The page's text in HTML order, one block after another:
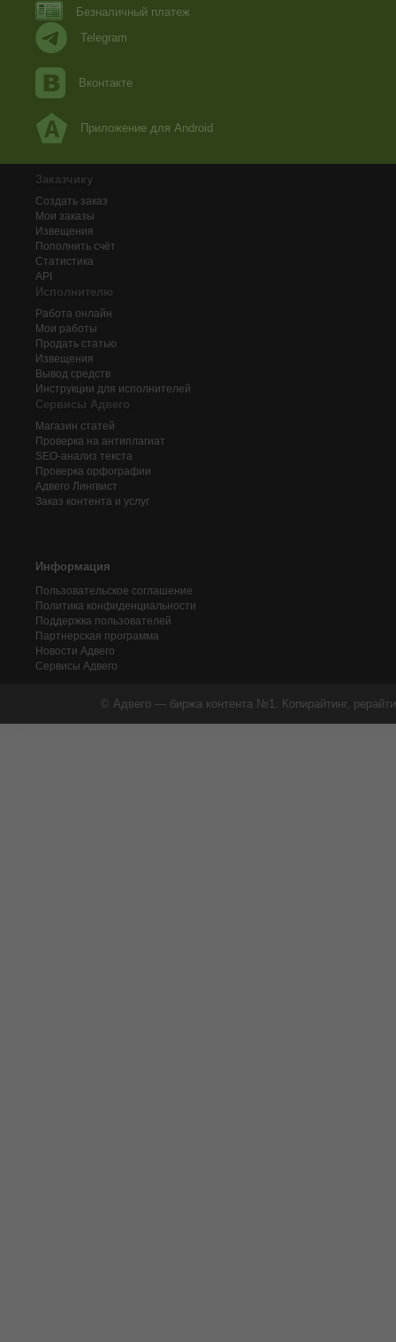
Безналичный платеж
Telegram
Вконтакте
Приложение для Android
Заказчику
Создать заказ
Мои заказы
Извещения
Пополнить счёт
Статистика
API
Исполнителю
Работа онлайн
Мои работы
Продать статью
Извещения
Вывод средств
Инструкции для исполнителей
Сервисы Адвего
Магазин статей
Проверка на антиплагиат
SEO-анализ текста
Проверка орфографии
Адвего Лингвист
Заказ контента и услуг
Информация
Пользовательское соглашение
Политика конфиденциальности
Поддержка пользователей
Партнерская программа
Новости Адвего
Сервисы Адвего
© Адвего — биржа контента №1. Копирайтинг,